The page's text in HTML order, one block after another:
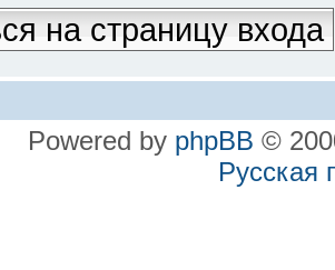
на страницу входа
Powered by phpBB ©
Русская